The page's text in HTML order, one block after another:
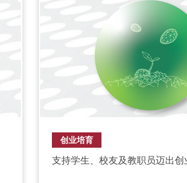
创业培育
支持学生、校友及教职员迈出